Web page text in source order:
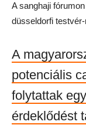
A sanghaji
düsseldorfi
A
potenciális
folytattak
érdeklődést